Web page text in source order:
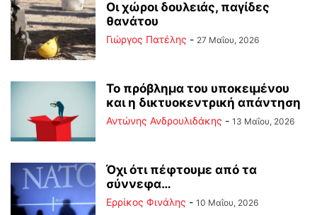
Οι χώροι δουλειάς, παγίδες
θανάτου
Γιώργος Πατέλης - 27 Μαΐου, 2026
Το πρόβλημα του υποκειμένου
και η δικτυοκεντρική απάντηση
Αντώνης Ανδρουλιδάκης - 13 Μαΐου, 2026
Όχι ότι πέφτουμε από τα
σύννεφα…
Ερρίκος Φινάλης - 10 Μαΐου, 2026